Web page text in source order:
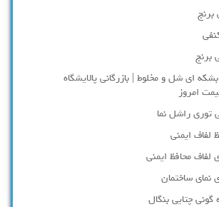
برنج
برنج
ای شل و مخلوط | بازرگانی پالایشگاه
امروز
توری راشل نما
لفاف ایمنی
لفاف محافظ ایمنی
نمای ساختمان
گونی چتایی بنگال